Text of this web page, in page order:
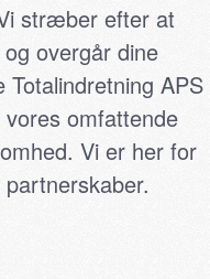
stræber efter at
overgår dine
APS
omfattende
Vi er her for